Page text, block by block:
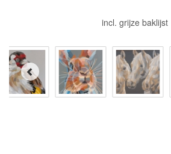
incl. grijze baklijst